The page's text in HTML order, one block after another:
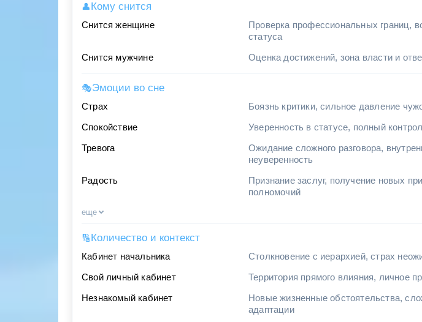
👤 Кому снится
Снится женщине
Проверка профессиональных границ,
статуса
Снится мужчине Оценка достижений, зона власти и
🎭Эмоции во сне
Страх
Боязнь критики, сильное давление
Спокойствие Уверенность в статусе, полный
Тревога
Ожидание сложного разговора,
неуверенность
Радость
Признание заслуг, получение новых
полномочий
еще
🔢Количество и контекст
Кабинет начальника
Столкновение с иерархией, страх
Свой личный кабинет Территория прямого влияния, личное
Незнакомый кабинет
Новые жизненные обстоятельства,
адаптации